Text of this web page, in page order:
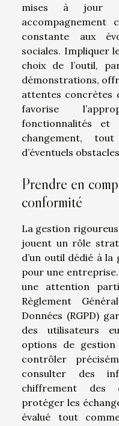
mises à jour
accompagnement
constante aux
sociales. Impliquer
choix de l’outil,
démonstrations,
attentes concrètes
favorise
fonctionnalités et
changement,
d’éventuels
Prendre en
conformité
La gestion
jouent un rôle
d’un outil dédié à la
pour une
une attention
Règlement
Données (RGPD)
des utilisateurs
options de
contrôler
consulter des
chiffrement des
protéger les
évalué tout